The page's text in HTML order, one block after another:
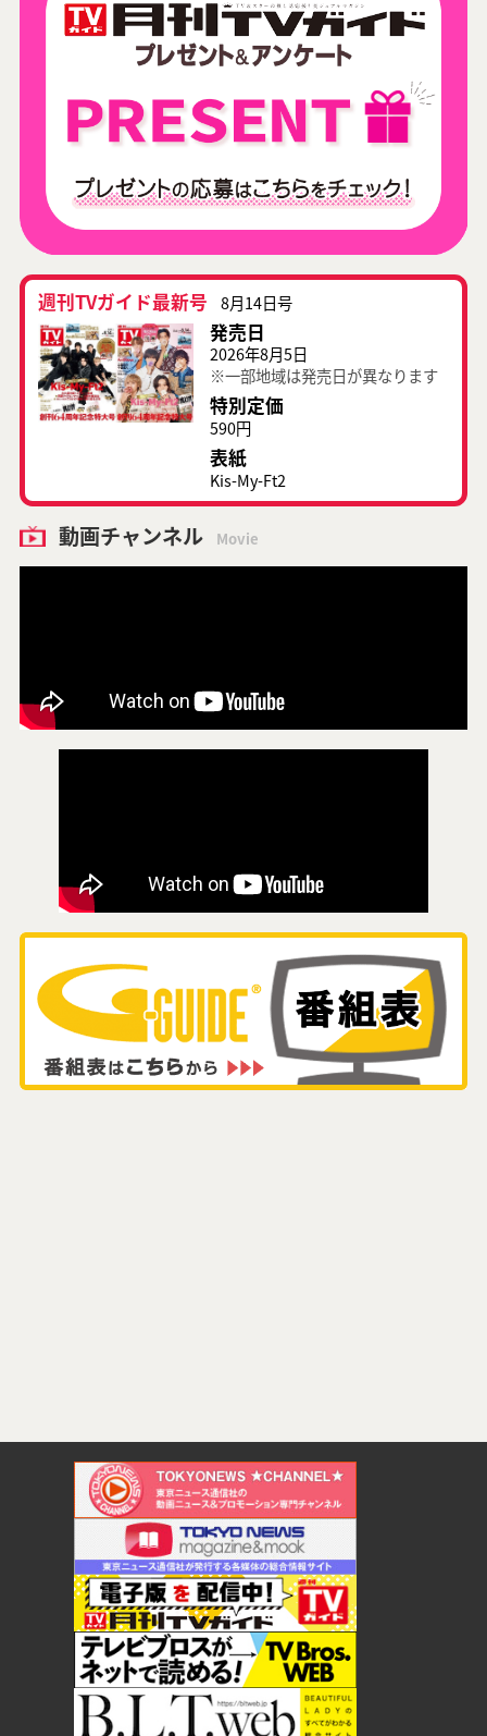
週刊TVガイド最新号 8月14日号
発売日
2026年8月5日
※一部地域は発売日が異なります
特別定価
590円
表紙
Kis-My-Ft2
動画チャンネル Movie